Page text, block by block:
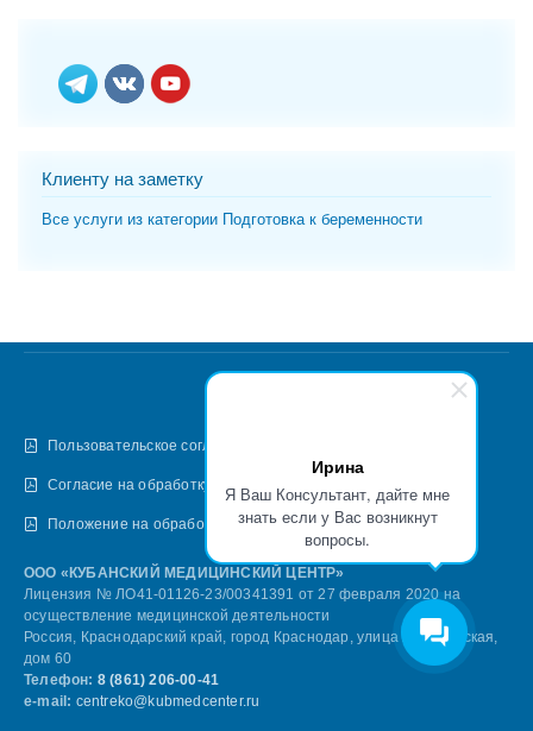
Ирина
Я Ваш Консультант, дайте мне
знать если у Вас возникнут
вопросы.
Клиенту на заметку
Все услуги из категории Подготовка к беременности
Пользовательское соглашение
Согласие на обработку персональных данных
Положение на обработку персональных данных
ООО «КУБАНСКИЙ МЕДИЦИНСКИЙ ЦЕНТР»
Лицензия № ЛО41-01126-23/00341391 от 27 февраля 2020 на
осуществление медицинской деятельности
Россия, Краснодарский край, город Краснодар, улица Армавирская,
дом 60
Телефон: 8 (861) 206-00-41
e-mail: centreko@kubmedcenter.ru